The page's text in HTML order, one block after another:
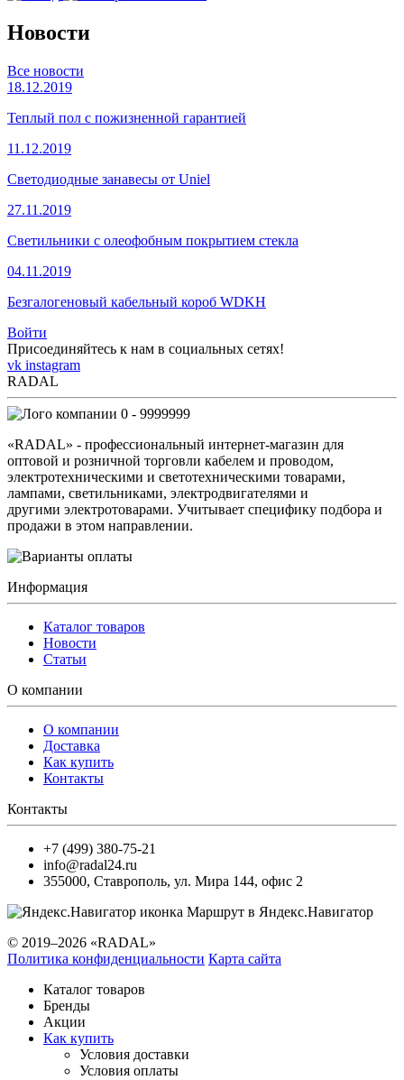
Новости
Все новости
18.12.2019
Теплый пол с пожизненной гарантией
11.12.2019
Светодиодные занавесы от Uniel
27.11.2019
Светильники с олеофобным покрытием стекла
04.11.2019
Безгалогеновый кабельный короб WDKH
Войти
Присоединяйтесь к нам в социальных сетях!
vk instagram
RADAL
0 - 9999999
«RADAL» - профессиональный интернет-магазин для
оптовой и розничной торговли кабелем и проводом,
электротехническими и светотехническими товарами,
лампами, светильниками, электродвигателями и
другими электротоварами. Учитывает специфику подбора и
продажи в этом направлении.
Информация
Каталог товаров
Новости
Статьи
О компании
О компании
Доставка
Как купить
Контакты
Контакты
+7 (499) 380-75-21
info@radal24.ru
355000, Ставрополь, ул. Мира 144, офис 2
Маршрут в Яндекс.Навигатор
© 2019–2026 «RADAL»
Политика конфиденциальности Карта сайта
Каталог товаров
Бренды
Акции
Как купить
Условия доставки
Условия оплаты